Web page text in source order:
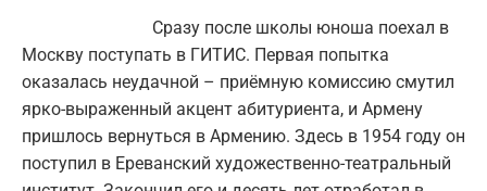
Сразу после школы юноша поехал в
Москву поступать в ГИТИС. Первая попытка
оказалась неудачной – приёмную комиссию смутил
ярко-выраженный акцент абитуриента, и Армену
пришлось вернуться в Армению. Здесь в 1954 году он
поступил в Ереванский художественно-театральный